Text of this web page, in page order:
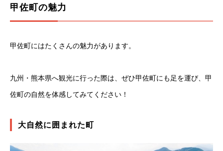
甲佐町の魅力
甲佐町にはたくさんの魅力があります。
九州・熊本県へ観光に行った際は、ぜひ甲佐町にも足を運び、甲
佐町の自然を体感してみてください！
大自然に囲まれた町